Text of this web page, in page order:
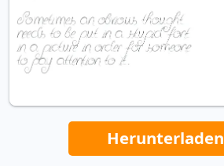
Herunterladen